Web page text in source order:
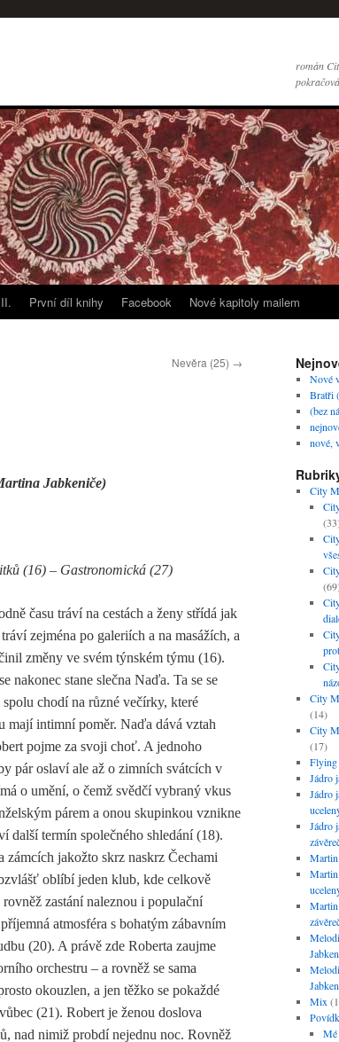
román
První díl knihy Facebook Nové kapitoly mailem
Nevěra (25) →
Jabkeniče)
(16) – Gastronomická (27)
času tráví na cestách a ženy střídá jak
zejména po galeriích a na masážích, a
změny ve svém týnském týmu (16).
nakonec stane slečna Naďa. Ta se se
chodí na různé večírky, které
mají intimní poměr. Naďa dává vztah
pojme za svoji choť. A jednoho
pár oslaví ale až o zimních svátcích v
o umění, o čemž svědčí vybraný vkus
párem a onou skupinkou vznikne
další termín společného shledání (18).
zámcích jakožto skrz naskrz Čechami
oblíbí jeden klub, kde celkově
zastání naleznou i populační
atmosféra s bohatým zábavním
(20). A právě zde Roberta zaujme
orchestru – a rovněž se sama
okouzlen, a jen těžko se pokaždé
(21). Robert je ženou doslova
nad nimiž probdí nejednu noc. Rovněž
Nové
Bratři
(bez
nové,
City
City
(14)
City
(17)
Flying
Jádro
Jádro
Jádro
Martin
Martin
Martin
Mix
Mé